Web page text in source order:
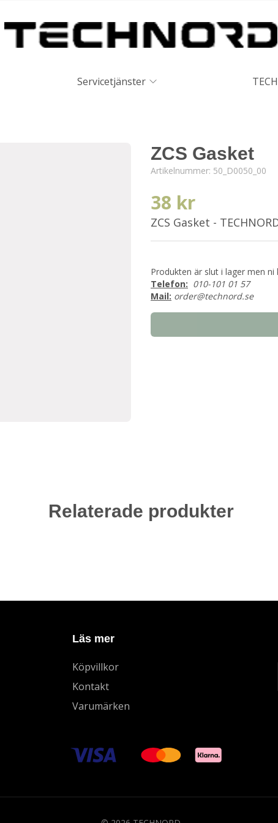
Servicetjänster
ZCS Gasket
Artikelnummer: 50_D0050_00
38 kr
ZCS Gasket -
Produkten är slut i lager men
Telefon: 010-101 01 57
Mail: order@technord.se
Relaterade produkter
Läs mer
Köpvillkor
Kontakt
Varumärken